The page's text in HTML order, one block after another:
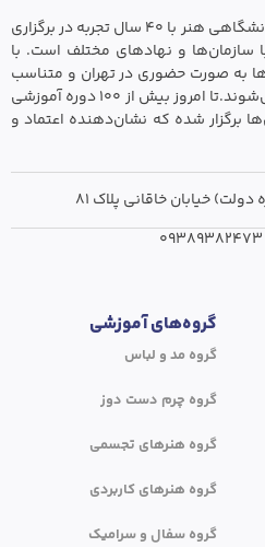
مرکز آموزش‌های تخصصی جهاد دانشگاهی هنر با ۴۰ سال تجربه در برگزاری
سازمان‌ها و نهادهای مختلف است. با
به صورت حضوری در تهران و متناسب
با نیاز هر مجموعه طراحی و اجرا می‌شوند.تا امروز بیش از ۱۰۰ دوره آموزشی
برگزار شده که نشان‌دهنده اعتماد و
دولت) خیابان خاقانی پلاک ۸۱
۰۹۳۸۹۳۸۲۴۷۳
گروه‌های آموزشی
گروه مد و لباس
گروه چرم دست دوز
گروه هنرهای تجسمی
گروه هنرهای کاربردی
گروه سفال و سرامیک